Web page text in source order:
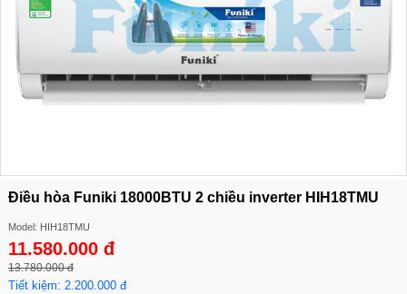
Điều hòa Funiki 18000BTU 2 chiều inverter HIH18TMU
Model: HIH18TMU
11.580.000 đ
13.780.000 đ
Tiết kiệm: 2.200.000 đ